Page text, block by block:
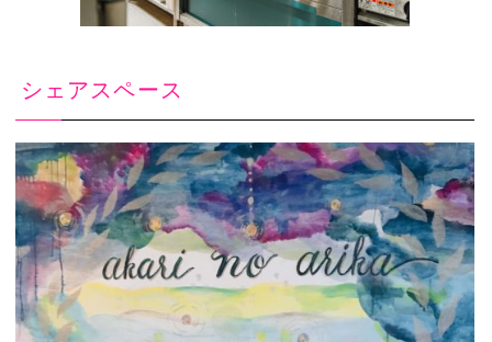
シェアスペース